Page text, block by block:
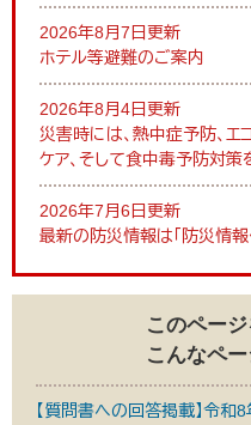
2026年8月7日更新
ホテル等避難のご案内
2026年8月4日更新
災害時には、熱中症予防、エ
ケア、そして食中毒予防対策
2026年7月6日更新
最新の防災情報は「防災情
このペー
こんなペ
【質問書への回答掲載】令和